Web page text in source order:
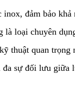
đảm bảo
loại chuyên
thuật quan
sự đối lưu